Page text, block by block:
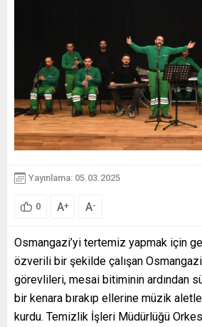
Yayınlama: 05.03.2025
0 A+ A-
Osmangazi’yi tertemiz yapmak için
özverili bir şekilde çalışan
görevlileri, mesai bitiminin ardından
bir kenara bırakıp ellerine müzik
kurdu. Temizlik İşleri Müdürlüğü